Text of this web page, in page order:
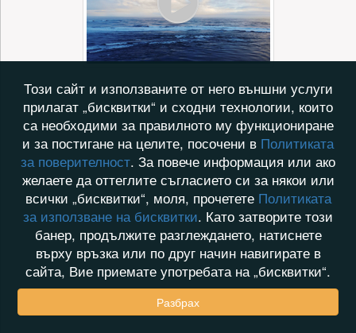
Този сайт и използваните от него външни услуги
прилагат „бисквитки“ и сходни технологии, които
са необходими за правилното му функциониране
и за постигане на целите, посочени в Политиката
за поверителност. За повече информация или ако
желаете да оттеглите съгласието си за някои или
всички „бисквитки“, моля, прочетете Политиката
за използване на бисквитки. Като затворите този
банер, продължите разглеждането, натиснете
върху връзка или по друг начин навигирате в
сайта, Вие приемате употребата на „бисквитки“.
Разбрах